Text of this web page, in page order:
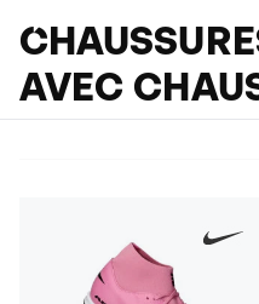
CHAUSSURES DE FUTSAL
AVEC